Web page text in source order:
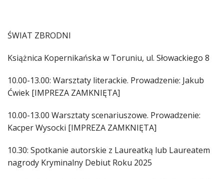
ŚWIAT ZBRODNI
Książnica Kopernikańska w Toruniu, ul. Słowackiego 8
10.00-13.00: Warsztaty literackie. Prowadzenie: Jakub
Ćwiek [IMPREZA ZAMKNIĘTA]
10.00-13.00 Warsztaty scenariuszowe. Prowadzenie:
Kacper Wysocki [IMPREZA ZAMKNIĘTA]
10.30: Spotkanie autorskie z Laureatką lub Laureatem
nagrody Kryminalny Debiut Roku 2025